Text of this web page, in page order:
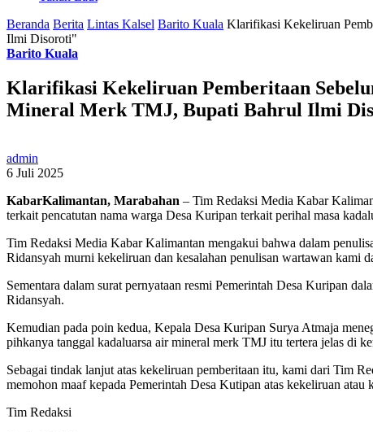
Beranda Berita Lintas Kalsel Barito Kuala Klarifikasi Kekeliruan
Ilmi Disoroti"
Barito Kuala
Klarifikasi Kekeliruan Pemberitaan
Mineral Merk TMJ, Bupati Bahrul Ilmi
admin
6 Juli 2025
KabarKalimantan, Marabahan – Tim Redaksi Media Kabar
terkait pencatutan nama warga Desa Kuripan terkait perihal masa
Tim Redaksi Media Kabar Kalimantan mengakui bahwa dalam
Ridansyah murni kekeliruan dan kesalahan penulisan wartawan kami
Sementara dalam surat pernyataan resmi Pemerintah Desa Kuripan
Ridansyah.
Kemudian pada poin kedua, Kepala Desa Kuripan Surya Atmaja
pihkanya tanggal kadaluarsa air mineral merk TMJ itu tertera jelas di
Sebagai tindak lanjut atas kekeliruan pemberitaan itu, kami dari Tim
memohon maaf kepada Pemerintah Desa Kutipan atas kekeliruan atau
Tim Redaksi